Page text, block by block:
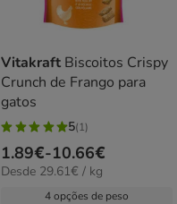
Vitakraft Biscoitos Crispy
Crunch de Frango para
gatos
5
estrelas
com
5(1)
Preço
de
1.89€-10.66€
29.61€
Desde 29.61€ / kg
4 opções de peso